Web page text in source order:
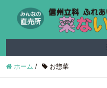
ホーム / お惣菜